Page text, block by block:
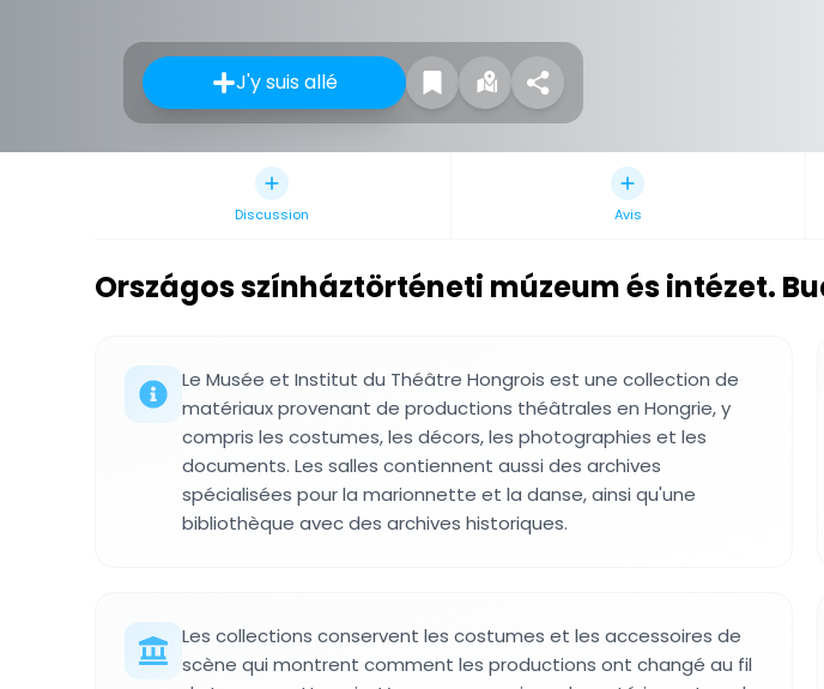
J'y suis allé
Discussion Avis
Országos színháztörténeti múzeum és intézet.
Le Musée et Institut du Théâtre Hongrois est une collection de
matériaux provenant de productions théâtrales en Hongrie, y
compris les costumes, les décors, les photographies et les
documents. Les salles contiennent aussi des archives
spécialisées pour la marionnette et la danse, ainsi qu'une
bibliothèque avec des archives historiques.
Les collections conservent les costumes et les accessoires de
scène qui montrent comment les productions ont changé au fil